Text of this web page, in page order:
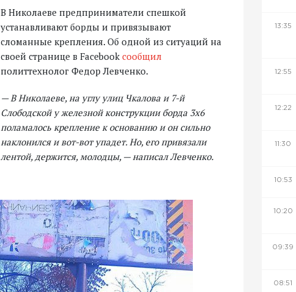
В Николаеве предприниматели спешкой
устанавливают борды и привязывают
сломанные крепления. Об одной из ситуаций на
своей странице в Facebook сообщил
политтехнолог Федор Левченко.
— В Николаеве, на углу улиц Чкалова и 7-й
Слободской у железной конструкции борда 3х6
поламалось крепление к основанию и он сильно
наклонился и вот-вот упадет. Но, его привязали
лентой, держится, молодцы, — написал Левченко.
13:35
12:55
12:22
11:30
10:53
10:20
09:39
08:51